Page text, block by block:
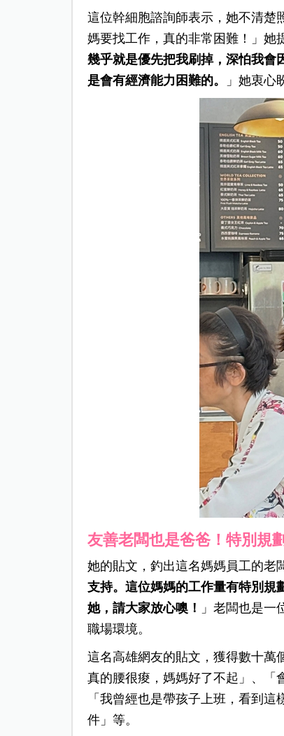
這位幹細胞諮詢師表示，她不清楚
媽要找工作，真的非常困難！」她
幾乎就是優先把我刷掉，深怕我會
是會有經濟能力困難的。
」她衷心
友善老闆也是爸爸！特別規
她的貼文，釣出這名媽媽員工的老
支持。這位媽媽的工作量有特別規
她，請大家放心噢！
」老闆也是一
職場環境。
這名高雄網友的貼文，獲得數十萬
真的腰很痠，媽媽好了不起」、「
「我曾經也是帶孩子上班，看到
件」等。